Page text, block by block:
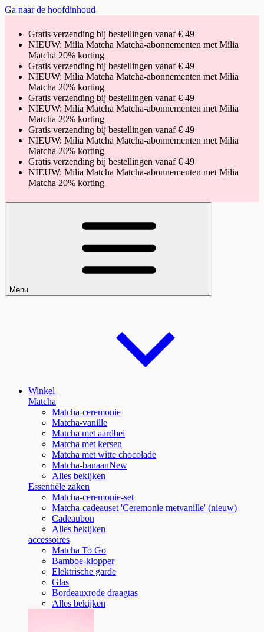
Ga naar de hoofdinhoud
Gratis verzending bij bestellingen vanaf € 49
NIEUW: Milia Matcha Matcha-abonnementen met Milia
Matcha 20% korting
Gratis verzending bij bestellingen vanaf € 49
NIEUW: Milia Matcha Matcha-abonnementen met Milia
Matcha 20% korting
Gratis verzending bij bestellingen vanaf € 49
NIEUW: Milia Matcha Matcha-abonnementen met Milia
Matcha 20% korting
Gratis verzending bij bestellingen vanaf € 49
NIEUW: Milia Matcha Matcha-abonnementen met Milia
Matcha 20% korting
Gratis verzending bij bestellingen vanaf € 49
NIEUW: Milia Matcha Matcha-abonnementen met Milia
Matcha 20% korting
Menu
Winkel
Matcha
Matcha-ceremonie
Matcha-vanille
Matcha met aardbei
Matcha met kersen
Matcha met witte chocolade
Matcha-banaanNew
Alles bekijken
Essentiële zaken
Matcha-ceremonie-set
Matcha-cadeauset 'Ceremonie metvanille' (nieuw)
Cadeaubon
Alles bekijken
accessoires
Matcha To Go
Bamboe-klopper
Elektrische garde
Glas
Bordeauxrode draagtas
Alles bekijken